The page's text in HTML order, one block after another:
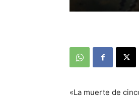
«La muerte de